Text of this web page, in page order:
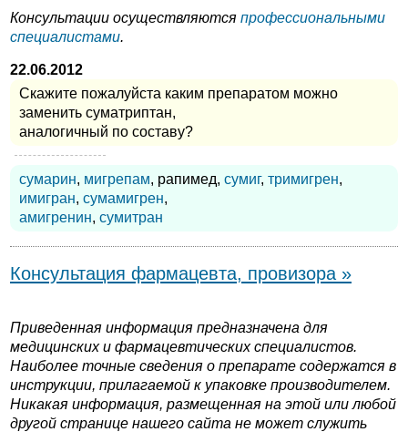
Консультации осуществляются профессиональными
специалистами.
22.06.2012
Скажите пожалуйста каким препаратом можно
заменить суматриптан,
аналогичный по составу?
сумарин, мигрепам, рапимед, сумиг, тримигрен,
имигран, сумамигрен,
амигренин, сумитран
Консультация фармацевта, провизора »
Приведенная информация предназначена для
медицинских и фармацевтических специалистов.
Наиболее точные сведения о препарате содержатся в
инструкции, прилагаемой к упаковке производителем.
Никакая информация, размещенная на этой или любой
другой странице нашего сайта не может служить